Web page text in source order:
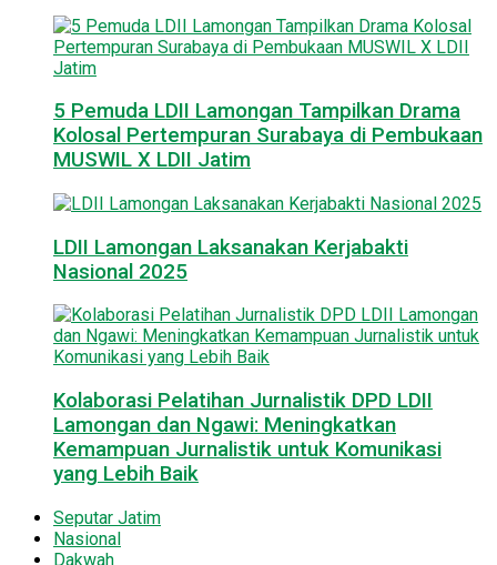
5 Pemuda LDII Lamongan Tampilkan Drama
Kolosal Pertempuran Surabaya di Pembukaan
MUSWIL X LDII Jatim
LDII Lamongan Laksanakan Kerjabakti
Nasional 2025
Kolaborasi Pelatihan Jurnalistik DPD LDII
Lamongan dan Ngawi: Meningkatkan
Kemampuan Jurnalistik untuk Komunikasi
yang Lebih Baik
Seputar Jatim
Nasional
Dakwah